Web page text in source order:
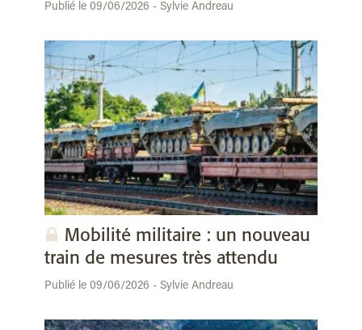
Publié le 09/06/2026 - Sylvie Andreau
Mobilité militaire : un nouveau
train de mesures très attendu
Publié le 09/06/2026 - Sylvie Andreau